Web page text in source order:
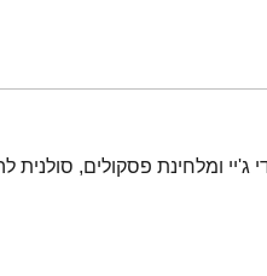
ג'יי ומלחינת פסקולים,